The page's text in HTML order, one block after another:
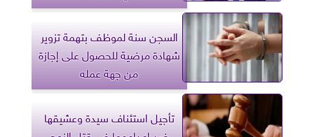
السجن سنة لموظف بتهمة تزوير
شهادة مرضية للحصول على إجازة
من جهة عمله
تأجيل استئناف سيدة وعشيقها